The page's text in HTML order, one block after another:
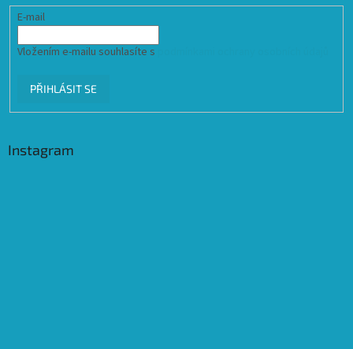
E-mail
Vložením e-mailu souhlasíte s
PŘIHLÁSIT SE
Instagram